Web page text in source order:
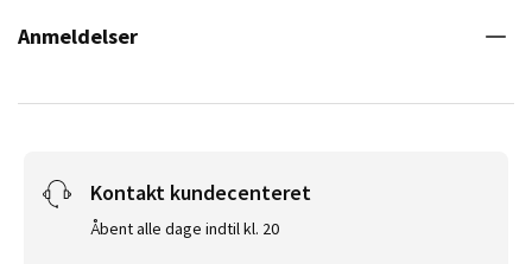
Anmeldelser
Kontakt kundecenteret
Åbent alle dage indtil kl. 20